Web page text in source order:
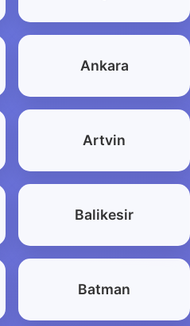
Ankara
Artvin
Balikesir
Batman